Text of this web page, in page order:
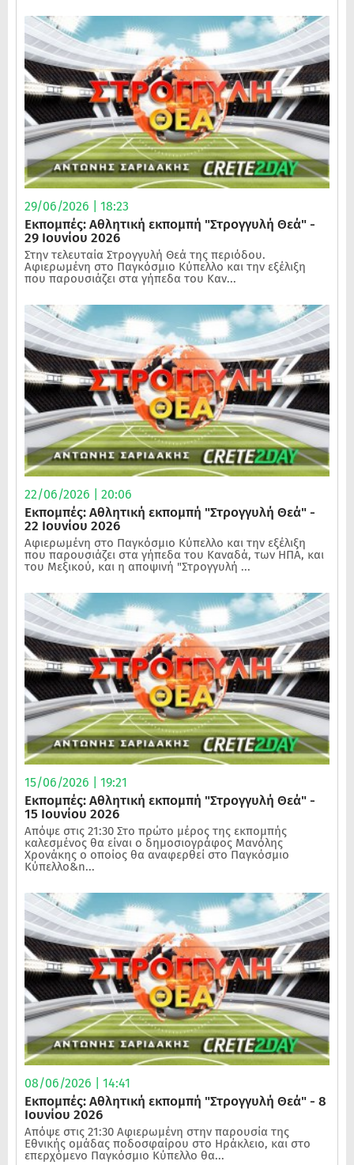
29/06/2026 | 18:23
Εκπομπές: Αθλητική εκπομπή "Στρογγυλή Θεά" -
29 Ιουνίου 2026
Στην τελευταία Στρογγυλή Θεά της περιόδου.
Αφιερωμένη στο Παγκόσμιο Κύπελλο και την εξέλιξη
που παρουσιάζει στα γήπεδα του Καν...
22/06/2026 | 20:06
Εκπομπές: Αθλητική εκπομπή "Στρογγυλή Θεά" -
22 Ιουνίου 2026
Αφιερωμένη στο Παγκόσμιο Κύπελλο και την εξέλιξη
που παρουσιάζει στα γήπεδα του Καναδά, των ΗΠΑ, και
του Μεξικού, και η αποψινή "Στρογγυλή ...
15/06/2026 | 19:21
Εκπομπές: Αθλητική εκπομπή "Στρογγυλή Θεά" -
15 Ιουνίου 2026
Απόψε στις 21:30 Στο πρώτο μέρος της εκπομπής
καλεσμένος θα είναι ο δημοσιογράφος Μανόλης
Χρονάκης ο οποίος θα αναφερθεί στο Παγκόσμιο
Κύπελλο&n...
08/06/2026 | 14:41
Εκπομπές: Αθλητική εκπομπή "Στρογγυλή Θεά" - 8
Ιουνίου 2026
Απόψε στις 21:30 Αφιερωμένη στην παρουσία της
Εθνικής ομάδας ποδοσφαίρου στο Ηράκλειο, και στο
επερχόμενο Παγκόσμιο Κύπελλο θα...